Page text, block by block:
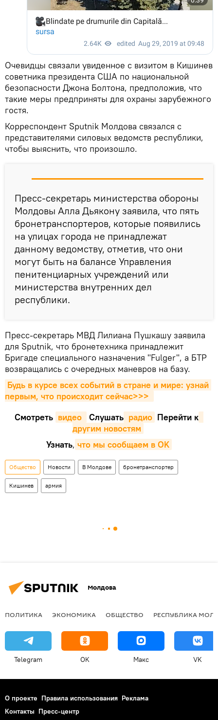
Очевидцы связали увиденное с визитом в Кишинев
советника президента США по национальной
безопасности Джона Болтона, предположив, что
такие меры предприняты для охраны зарубежного
гостя.
Корреспондент Sputnik Молдова связался с
представителями силовых ведомств республики,
чтобы выяснить, что произошло.
Пресс-секретарь министерства обороны
Молдовы Алла Дьякону заявила, что пять
бронетранспортеров, которые появились
на улицах города не принадлежат
данному ведомству, отметив, что они
могут быть на балансе Управления
пенитенциарных учреждений или
министерства внутренних дел
республики.
Пресс-секретарь МВД Лилиана Пушкашу заявила
для Sputnik, что бронетехника принадлежит
Бригаде специального назначения "Fulger", а БТР
возвращались с очередных маневров на базу.
Будь в курсе всех событий в стране и мире: узнай
первым, что происходит сейчаc>>>
Смотреть видео Cлушать радио Перейти к
другим новостям
Узнать, что мы сообщаем в OK
Общество Новости В Молдове бронетранспортер
Кишинев армия
Молдова
ПОЛИТИКА ЭКОНОМИКА ОБЩЕСТВО РЕСПУБЛИКА
Telegram OK Макс VK
О проекте Правила использования Реклама
Контакты Пресс-центр